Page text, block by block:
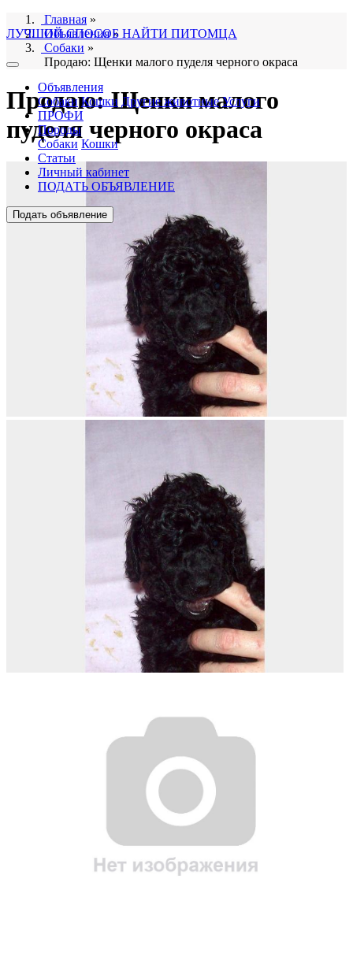
ЛУЧШИЙ СПОСОБ НАЙТИ ПИТОМЦА
Объявления
Собаки Кошки Другие животные Услуги
ПРОФИ
Породы
Собаки Кошки
Статьи
Личный кабинет
ПОДАТЬ ОБЪЯВЛЕНИЕ
Подать объявление
Главная »
Объявления»
Собаки »
Продаю: Щенки малого пуделя черного окраса
Продаю: Щенки малого
пуделя черного окраса